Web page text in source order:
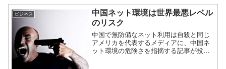
ビジネス
中国ネット環境は世界最悪レベル
のリスク
中国で無防備なネット利用は自殺と同じ
アメリカを代表するメディアに、中国ネ
ット環境の危険さを指摘する記事が投稿